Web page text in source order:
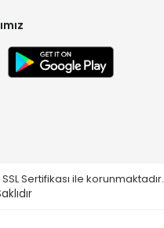
Sertifikası ile korunmaktadır.